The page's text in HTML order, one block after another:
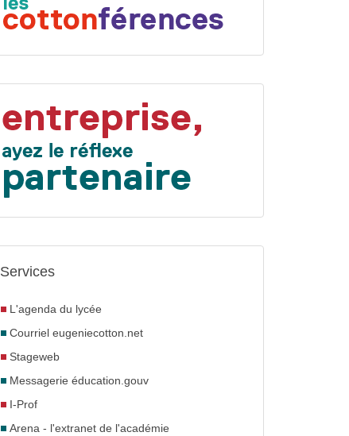
Services
L'agenda du lycée
Courriel eugeniecotton.net
Stageweb
Messagerie éducation.gouv
I-Prof
Arena - l'extranet de l'académie